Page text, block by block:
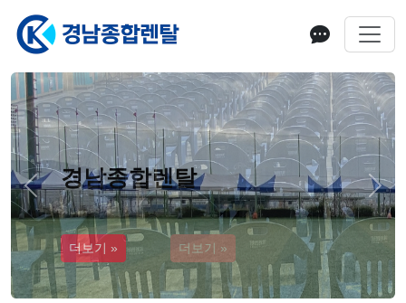
경남종합렌탈
더보기 »
Previous Next